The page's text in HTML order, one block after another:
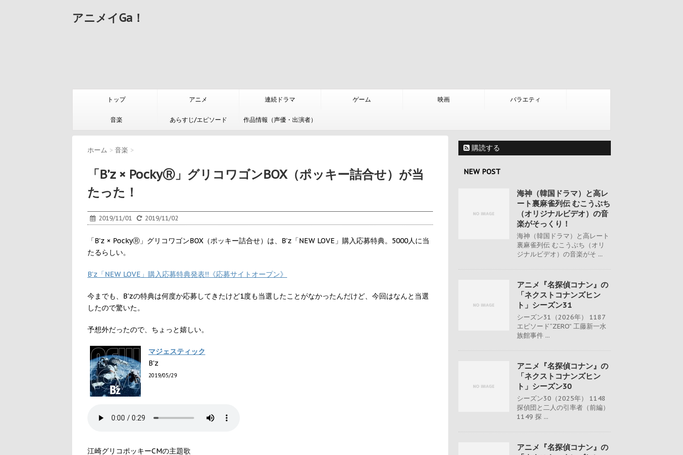
アニメイGa！
トップ アニメ 連続ドラマ ゲーム 映画 バラエティ
音楽 あらすじ/エピソード 作品情報（声優・出演者）
ホーム > 音楽 >
「B’z × PockyⓇ」グリコワゴンBOX（ポッキー詰合せ）が当
たった！
2019/11/01 2019/11/02
「B’z × PockyⓇ」グリコワゴンBOX（ポッキー詰合せ）は、B’z「NEW LOVE」購入応募特典。5000人に当
たるらしい。
B’z「NEW LOVE」購入応募特典発表!!《応募サイトオープン》
今までも、B'zの特典は何度か応募してきたけど1度も当選したことがなかったんだけど、今回はなんと当選
したので驚いた。
予想外だったので、ちょっと嬉しい。
マジェスティック
B'z
2019/05/29
江崎グリコポッキーCMの主題歌
購読する
NEW POST
海神（韓国ドラマ）と高レ
ート裏麻雀列伝 むこうぶち
（オリジナルビデオ）の音
楽がそっくり！
海神（韓国ドラマ）と高レート
裏麻雀列伝 むこうぶち（オリ
ジナルビデオ）の音楽がそ ...
アニメ『名探偵コナン』の
「ネクストコナンズヒン
ト」シーズン31
シーズン31（2026年） 1187
エピソード“ZERO” 工藤新一水
族館事件 ...
アニメ『名探偵コナン』の
「ネクストコナンズヒン
ト」シーズン30
シーズン30（2025年） 1148
探偵団と二人の引率者（前編）
1149 探 ...
アニメ『名探偵コナン』の